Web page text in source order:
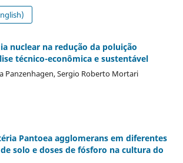
nuclear na redução da poluição
técnico-econômica e sustentável
Panzenhagen, Sergio Roberto Mortari
Pantoea agglomerans em diferentes
solo e doses de fósforo na cultura do